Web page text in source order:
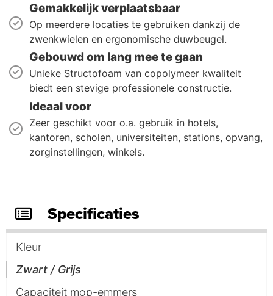
Gemakkelijk verplaatsbaar
Op meerdere locaties te gebruiken dankzij de
zwenkwielen en ergonomische duwbeugel.
Gebouwd om lang mee te gaan
Unieke Structofoam van copolymeer kwaliteit
biedt een stevige professionele constructie.
Ideaal voor
Zeer geschikt voor o.a. gebruik in hotels,
kantoren, scholen, universiteiten, stations, opvang,
zorginstellingen, winkels.
Specificaties
Kleur
Zwart / Grijs
Capaciteit mop-emmers